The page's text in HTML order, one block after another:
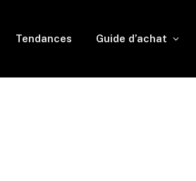
Tendances Guide d’achat